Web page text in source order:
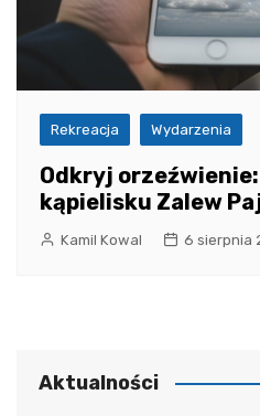
Rekreacja Wydarzenia
Odkryj
kąpielisku Zalew
Kamil Kowal 6 sierpnia
Aktualności